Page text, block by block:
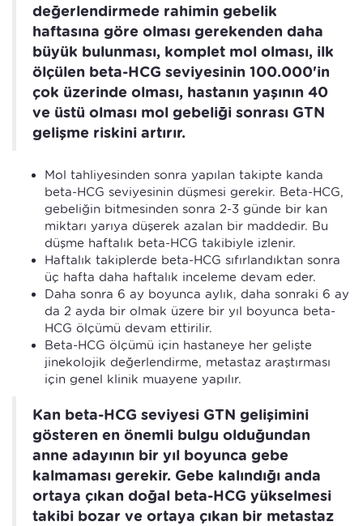
değerlendirmede rahimin gebelik
haftasına göre olması gerekenden daha
büyük bulunması, komplet mol olması, ilk
ölçülen beta-HCG seviyesinin 100.000'in
çok üzerinde olması, hastanın yaşının 40
ve üstü olması mol gebeliği sonrası GTN
gelişme riskini artırır.
Mol tahliyesinden sonra yapılan takipte kanda
beta-HCG seviyesinin düşmesi gerekir. Beta-HCG,
gebeliğin bitmesinden sonra 2-3 günde bir kan
miktarı yarıya düşerek azalan bir maddedir. Bu
düşme haftalık beta-HCG takibiyle izlenir.
Haftalık takiplerde beta-HCG sıfırlandıktan sonra
üç hafta daha haftalık inceleme devam eder.
Daha sonra 6 ay boyunca aylık, daha sonraki 6 ay
da 2 ayda bir olmak üzere bir yıl boyunca beta-
HCG ölçümü devam ettirilir.
Beta-HCG ölçümü için hastaneye her gelişte
jinekolojik değerlendirme, metastaz araştırması
için genel klinik muayene yapılır.
Kan beta-HCG seviyesi GTN gelişimini
gösteren en önemli bulgu olduğundan
anne adayının bir yıl boyunca gebe
kalmaması gerekir. Gebe kalındığı anda
ortaya çıkan doğal beta-HCG yükselmesi
takibi bozar ve ortaya çıkan bir metastaz